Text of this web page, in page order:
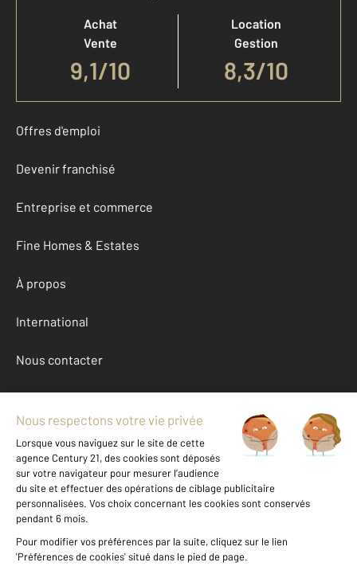
Achat
Vente
9,1/10
Location
Gestion
8,3/10
Offres d'emploi
Devenir franchisé
Entreprise et commerce
Fine Homes & Estates
À propos
International
Nous contacter
Mentions légales & CGU et Barèmes d'honoraires
Données personnelles
Gestionnaire des cookies
Achat appartement autour de BESANCON (25000)